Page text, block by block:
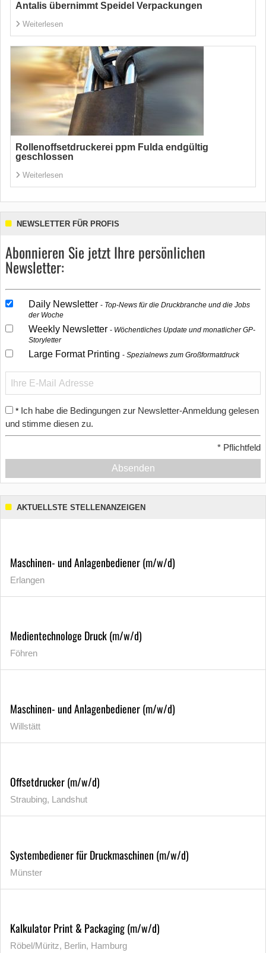
Antalis übernimmt Speidel Verpackungen
Weiterlesen
Rollenoffsetdruckerei ppm Fulda endgültig
geschlossen
Weiterlesen
NEWSLETTER FÜR PROFIS
Abonnieren Sie jetzt Ihre persönlichen
Newsletter:
Daily Newsletter
Top-News für die Druckbranche und die Jobs
der Woche
Weekly Newsletter
Wöchentliches Update und monatlicher GP-
Storyletter
Large Format Printing Spezialnews zum Großformatdruck
* Ich habe die Bedingungen zur Newsletter-Anmeldung gelesen
und stimme diesen zu.
* Pflichtfeld
Absenden
AKTUELLSTE STELLENANZEIGEN
Maschinen- und Anlagenbediener (m/w/d)
Erlangen
Medientechnologe Druck (m/w/d)
Föhren
Maschinen- und Anlagenbediener (m/w/d)
Willstätt
Offsetdrucker (m/w/d)
Straubing, Landshut
Systembediener für Druckmaschinen (m/w/d)
Münster
Kalkulator Print & Packaging (m/w/d)
Röbel/Müritz, Berlin, Hamburg